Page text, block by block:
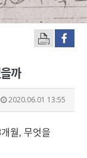
까
2020.06.01 13:55